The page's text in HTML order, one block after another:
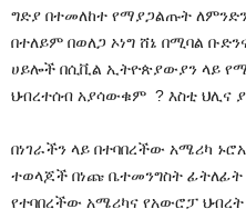
ግድያ በተመለከተ የማያጋልጡት
በተለይም በወለጋ ኦነግ ሸኔ በሚባል
ሀይሎች በሲቪል ኢትዮጵያውያን ላይ
ህብረተሰብ አያሳውቁም ? እስቲ ህሊና
በነገራችን ላይ በተባበረችው አሜሪካ
ተወላጆች በነጩ ቤተመንግስት ፊትለፊት
የተባበረችው አሜሪካና የአውሮፓ